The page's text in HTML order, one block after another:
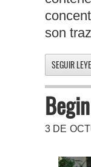
son
SEGUIR
3 DE